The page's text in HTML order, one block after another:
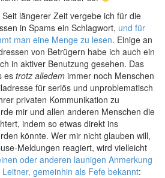
längerer Zeit vergebe ich für die
in Spams ein Schlagwort, und für
man eine Menge zu lesen. Einige an
von Betrügern habe ich auch ein
in aktiver Benutzung gesehen. Das
es trotz alledem immer noch Menschen
für seriös und unproblematisch
privaten Kommunikation zu
mir und allen anderen Menschen die
indem so etwas direkt ins
könnte. Wer mir nicht glauben will,
Meldungen reagiert, wird vielleicht
oder anderen launigen Anmerkung
gemeinhin als Fefe bekannt: